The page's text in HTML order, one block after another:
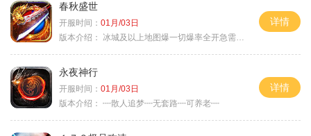
春秋盛世
开服时间： 01月/03日
版本介绍：
冰城及以上地图爆一切爆率全开急需材料
详情
永夜神行
开服时间： 01月/03日
版本介绍： ┉散人追梦┉无套路┉可养老┉
详情